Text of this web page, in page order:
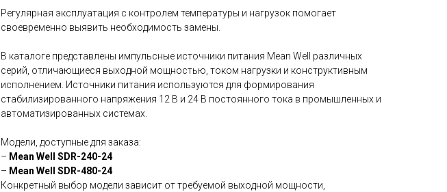
Регулярная эксплуатация с контролем температуры и нагрузок помогает
своевременно выявить необходимость замены.
В каталоге представлены импульсные источники питания Mean Well различных
серий, отличающиеся выходной мощностью, током нагрузки и конструктивным
исполнением. Источники питания используются для формирования
стабилизированного напряжения 12 В и 24 В постоянного тока в промышленных и
автоматизированных системах.
Модели, доступные для заказа:
– Mean Well SDR-240-24
– Mean Well SDR-480-24
Конкретный выбор модели зависит от требуемой выходной мощности,